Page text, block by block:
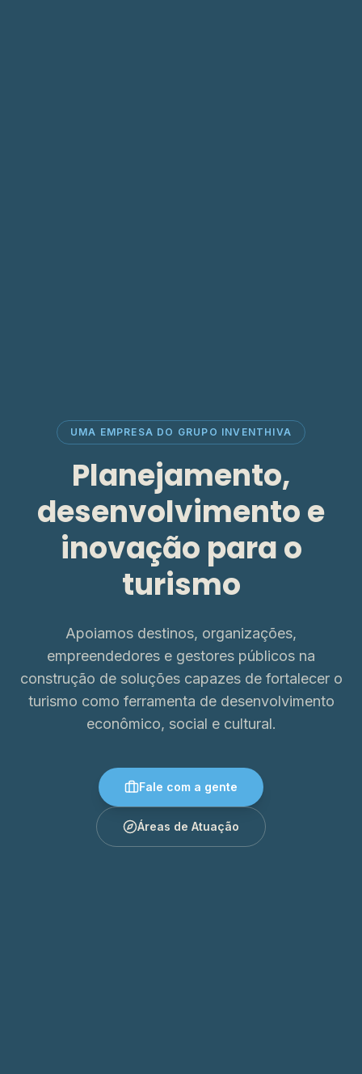
UMA EMPRESA DO GRUPO INVENTHIVA
Planejamento,
desenvolvimento e
inovação para o
turismo
Apoiamos destinos, organizações,
empreendedores e gestores públicos na
construção de soluções capazes de fortalecer o
turismo como ferramenta de desenvolvimento
econômico, social e cultural.
Fale com a gente
Áreas de Atuação